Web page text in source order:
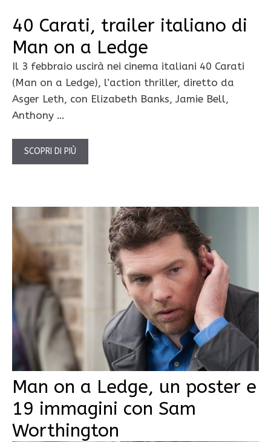
40 Carati, trailer italiano di
Man on a Ledge
Il 3 febbraio uscirà nei cinema italiani 40 Carati
(Man on a Ledge), l’action thriller, diretto da
Asger Leth, con Elizabeth Banks, Jamie Bell,
Anthony …
SCOPRI DI PIÙ
Man on a Ledge, un poster e
19 immagini con Sam
Worthington